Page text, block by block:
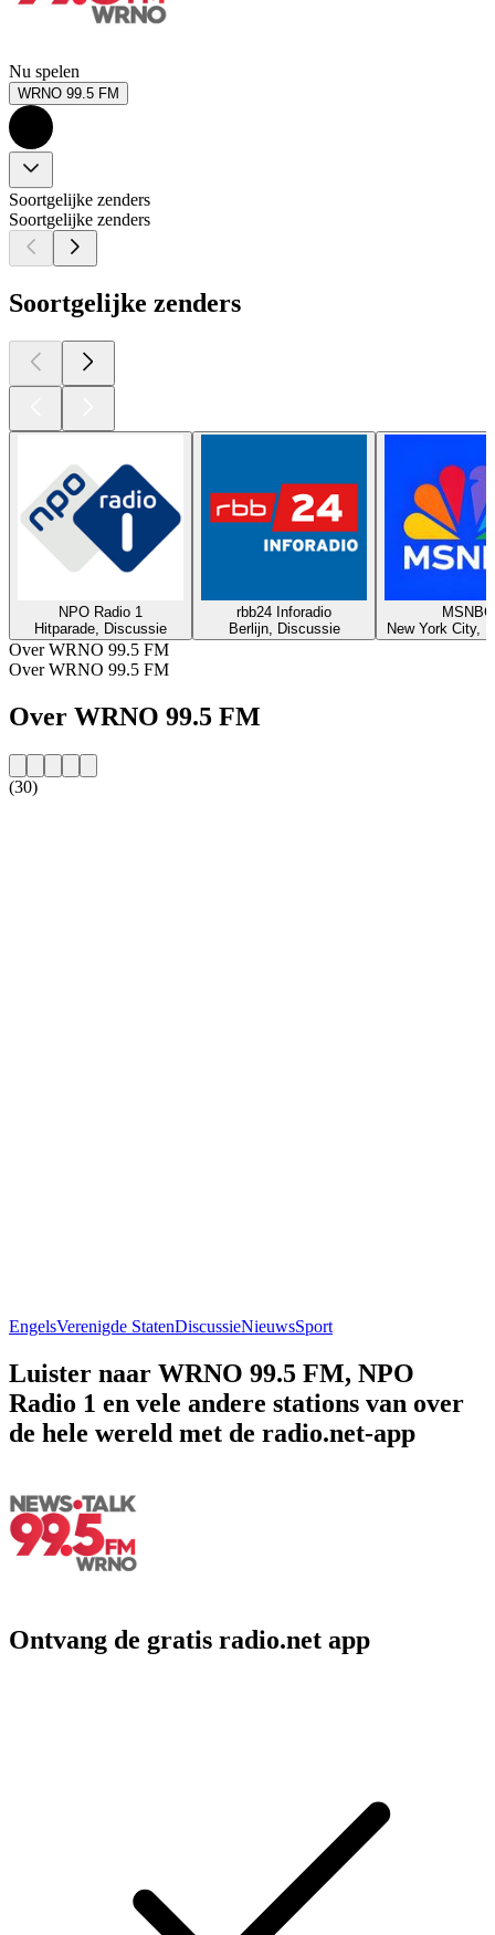
Nu spelen
WRNO 99.5 FM
Soortgelijke zenders
Soortgelijke zenders
Soortgelijke zenders
NPO Radio 1
Hitparade, Discussie
rbb24 Inforadio
Berlijn, Discussie
MSNBC
New York City,
Over WRNO 99.5 FM
Over WRNO 99.5 FM
Over WRNO 99.5 FM
(30)
EngelsVerenigde StatenDiscussieNieuwsSport
Luister naar WRNO 99.5 FM, NPO
Radio 1 en vele andere stations van over
de hele wereld met de radio.net-app
Ontvang de gratis radio.net app